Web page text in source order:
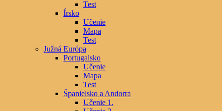
Test
Írsko
Učenie
Mapa
Test
Južná Európa
Portugalsko
Učenie
Mapa
Test
Španielsko a Andorra
Učenie 1.